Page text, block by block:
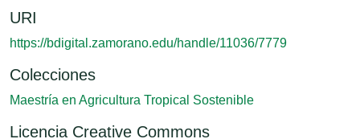
URI
https://bdigital.zamorano.edu/handle/11036/7779
Colecciones
Maestría en Agricultura Tropical Sostenible
Licencia Creative Commons